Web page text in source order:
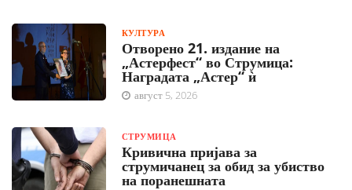
КУЛТУРА
Отворено 21. издание на
„Астерфест“ во Струмица:
Наградата „Астер“ ѝ
август 5, 2026
СТРУМИЦА
Кривична пријава за
струмичанец за обид за убиство
на поранешната